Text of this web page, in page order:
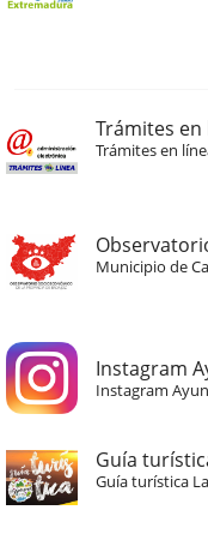
Trámites en
Trámites en
Municipio de
Instagram
Instagram
Guía
Guía turística